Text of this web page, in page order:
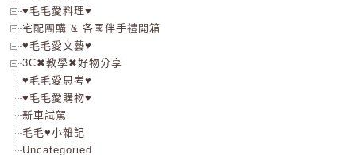
♥毛毛愛料理♥
宅配團購 & 各國伴手禮開箱
♥毛毛愛文藝♥
3C✖教學✖好物分享
♥毛毛愛思考♥
♥毛毛愛購物♥
新車試駕
毛毛♥小雜記
Uncategoried